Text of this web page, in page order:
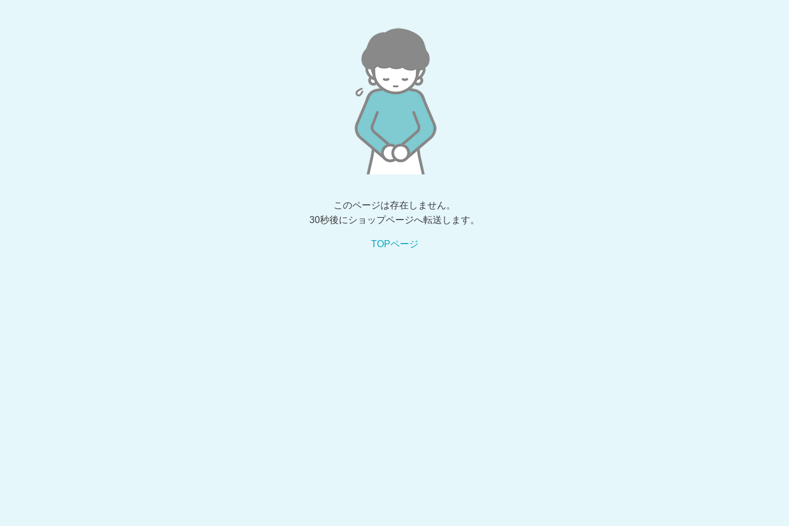
このページは存在しません。
30秒後にショップページへ転送します。
TOPページ